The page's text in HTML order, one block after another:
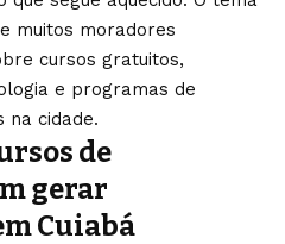
muitos moradores
cursos gratuitos,
e programas de
na cidade.
de
gerar
Cuiabá